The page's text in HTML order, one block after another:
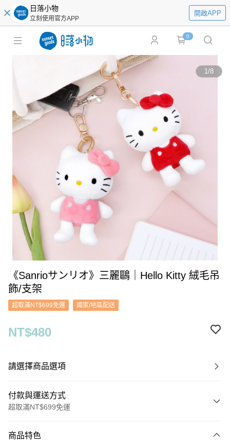
日落小物
立刻使用官方APP
開啟APP
0
1/8
《Sanrioサンリオ》三麗鷗｜Hello Kitty 絨毛吊
飾/支架
超取滿NT$699免運 國家/地區配送
NT$480
請選擇商品選項
付款與運送方式
超取滿NT$699免運
信用卡一次付款
商品特色